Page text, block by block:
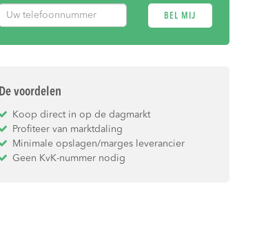
BEL MIJ
De voordelen
Koop direct in op de dagmarkt
Profiteer van marktdaling
Minimale opslagen/marges leverancier
Geen KvK-nummer nodig